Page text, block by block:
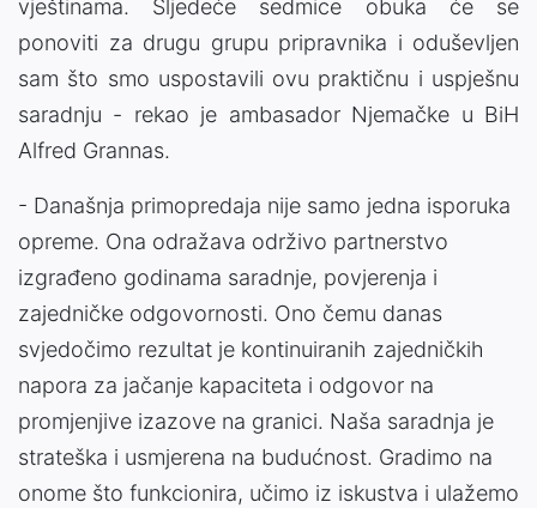
vještinama. Sljedeće sedmice obuka će se
ponoviti za drugu grupu pripravnika i oduševljen
sam što smo uspostavili ovu praktičnu i uspješnu
saradnju - rekao je ambasador Njemačke u BiH
Alfred Grannas.
- Današnja primopredaja nije samo jedna isporuka
opreme. Ona odražava održivo partnerstvo
izgrađeno godinama saradnje, povjerenja i
zajedničke odgovornosti. Ono čemu danas
svjedočimo rezultat je kontinuiranih zajedničkih
napora za jačanje kapaciteta i odgovor na
promjenjive izazove na granici. Naša saradnja je
strateška i usmjerena na budućnost. Gradimo na
onome što funkcionira, učimo iz iskustva i ulažemo